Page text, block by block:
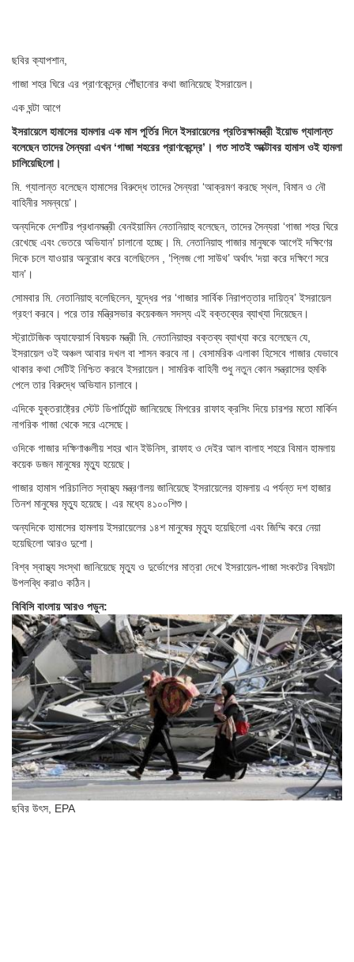
ছবির ক্যাপশান,
গাজা শহর ঘিরে এর প্রাণকেন্দ্রে পৌঁছানোর কথা জানিয়েছে ইসরায়েল।
এক ঘন্টা আগে
ইসরায়েলে হামাসের হামলার এক মাস পূর্তির দিনে ইসরায়েলের প্রতিরক্ষামন্ত্রী ইয়োভ গ্যালান্ত
বলেছেন তাদের সৈন্যরা এখন ‘গাজা শহরের প্রাণকেন্দ্রে’। গত সাতই অক্টোবর হামাস ওই হামলা
চালিয়েছিলো।
মি. গ্যালান্ত বলেছেন হামাসের বিরুদ্ধে তাদের সৈন্যরা ‘আক্রমণ করছে স্থল, বিমান ও নৌ
বাহিনীর সমন্বয়ে’।
অন্যদিকে দেশটির প্রধানমন্ত্রী বেনইয়ামিন নেতানিয়াহু বলেছেন, তাদের সৈন্যরা ‘গাজা শহর ঘিরে
রেখেছে এবং ভেতরে অভিযান’ চালানো হচ্ছে। মি. নেতানিয়াহু গাজার মানুষকে আগেই দক্ষিণের
দিকে চলে যাওয়ার অনুরোধ করে বলেছিলেন , ‘প্লিজ গো সাউথ’ অর্থাৎ ‘দয়া করে দক্ষিণে সরে
যান’।
সোমবার মি. নেতানিয়াহু বলেছিলেন, যুদ্ধের পর ‘গাজার সার্বিক নিরাপত্তার দায়িত্ব’ ইসরায়েল
গ্রহণ করবে। পরে তার মন্ত্রিসভার কয়েকজন সদস্য এই বক্তব্যের ব্যাখ্যা দিয়েছেন।
স্ট্রাটেজিক অ্যাফেয়ার্স বিষয়ক মন্ত্রী মি. নেতানিয়াহুর বক্তব্য ব্যাখ্যা করে বলেছেন যে,
ইসরায়েল ওই অঞ্চল আবার দখল বা শাসন করবে না। বেসামরিক এলাকা হিসেবে গাজার যেভাবে
থাকার কথা সেটিই নিশ্চিত করবে ইসরায়েল। সামরিক বাহিনী শুধু নতুন কোন সন্ত্রাসের হুমকি
পেলে তার বিরুদ্ধে অভিযান চালাবে।
এদিকে যুক্তরাষ্ট্রের স্টেট ডিপার্টমেন্ট জানিয়েছে মিশরের রাফাহ ক্রসিং দিয়ে চারশর মতো মার্কিন
নাগরিক গাজা থেকে সরে এসেছে।
ওদিকে গাজার দক্ষিণাঞ্চলীয় শহর খান ইউনিস, রাফাহ ও দেইর আল বালাহ শহরে বিমান হামলায়
কয়েক ডজন মানুষের মৃত্যু হয়েছে।
গাজার হামাস পরিচালিত স্বাস্থ্য মন্ত্রণালয় জানিয়েছে ইসরায়েলের হামলায় এ পর্যন্ত দশ হাজার
তিনশ মানুষের মৃত্যু হয়েছে। এর মধ্যে ৪১০০শিশু।
অন্যদিকে হামাসের হামলায় ইসরায়েলের ১৪শ মানুষের মৃত্যু হয়েছিলো এবং জিম্মি করে নেয়া
হয়েছিলো আরও দুশো।
বিশ্ব স্বাস্থ্য সংস্থা জানিয়েছে মৃত্যু ও দুর্ভোগের মাত্রা দেখে ইসরায়েল-গাজা সংকটের বিষয়টা
উপলব্ধি করাও কঠিন।
বিবিসি বাংলায় আরও পড়ুন:
ছবির উৎস, EPA